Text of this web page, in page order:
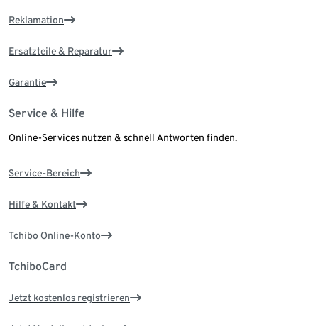
Reklamation
Ersatzteile & Reparatur
Garantie
Service & Hilfe
Online-Services nutzen & schnell Antworten finden.
Service-Bereich
Hilfe & Kontakt
Tchibo Online-Konto
TchiboCard
Jetzt kostenlos registrieren